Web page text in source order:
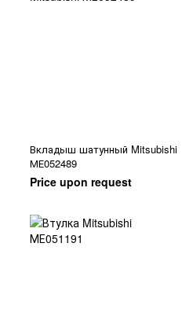
Вкладыш шатунный Mitsubishi
МЕ052489
Price upon request